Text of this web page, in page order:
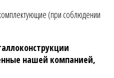
(при соблюдении
нашей компанией,